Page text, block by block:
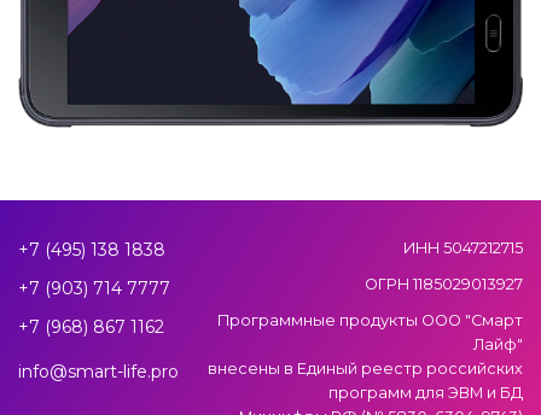
+7 (495) 138 1838
+7 (903) 714 7777
+7 (968) 867 1162
info@smart-life.pro
ИНН 5047212715
ОГРН 1185029013927
Программные продукты ООО "Смарт
Лайф"
внесены в Единый реестр российских
программ для ЭВМ и БД